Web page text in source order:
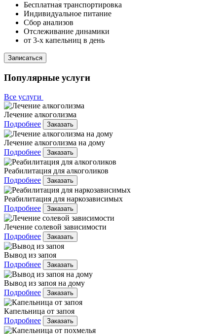
Бесплатная транспортировка
Индивидуальное питание
Сбор анализов
Отслеживание динамики
от 3-х капельниц в день
Записаться
Популярные услуги
Все услуги
Лечение алкоголизма
Подробнее
Заказать
Лечение алкоголизма на дому
Подробнее
Заказать
Реабилитация для алкоголиков
Подробнее
Заказать
Реабилитация для наркозависимых
Подробнее
Заказать
Лечение солевой зависимости
Подробнее
Заказать
Вывод из запоя
Подробнее
Заказать
Вывод из запоя на дому
Подробнее
Заказать
Капельница от запоя
Подробнее
Заказать